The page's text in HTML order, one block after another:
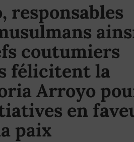
responsables
coutumiers
félicitent la
Arroyo
en
paix